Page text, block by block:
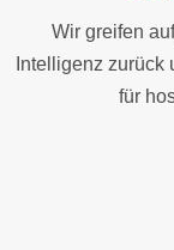
Wir greifen
Intelligenz
für